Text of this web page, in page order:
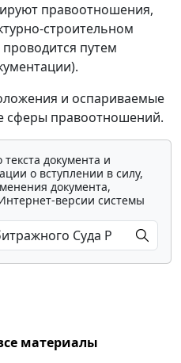
правоотношения,
строительном
путем
и оспариваемые
сферы правоотношений.
документа и
о вступлении в силу,
документа,
версии системы
материалы